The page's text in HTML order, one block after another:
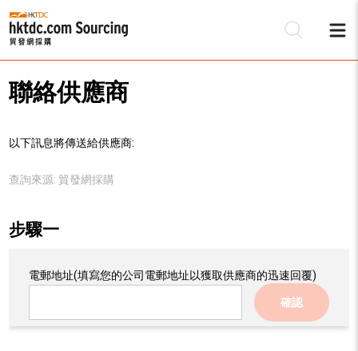
聯絡供應商
以下訊息將傳送給供應商:
查詢來源: 貿發網採購
步驟一
電郵地址(填寫您的公司電郵地址以獲取供應商的迅速回覆)
確認